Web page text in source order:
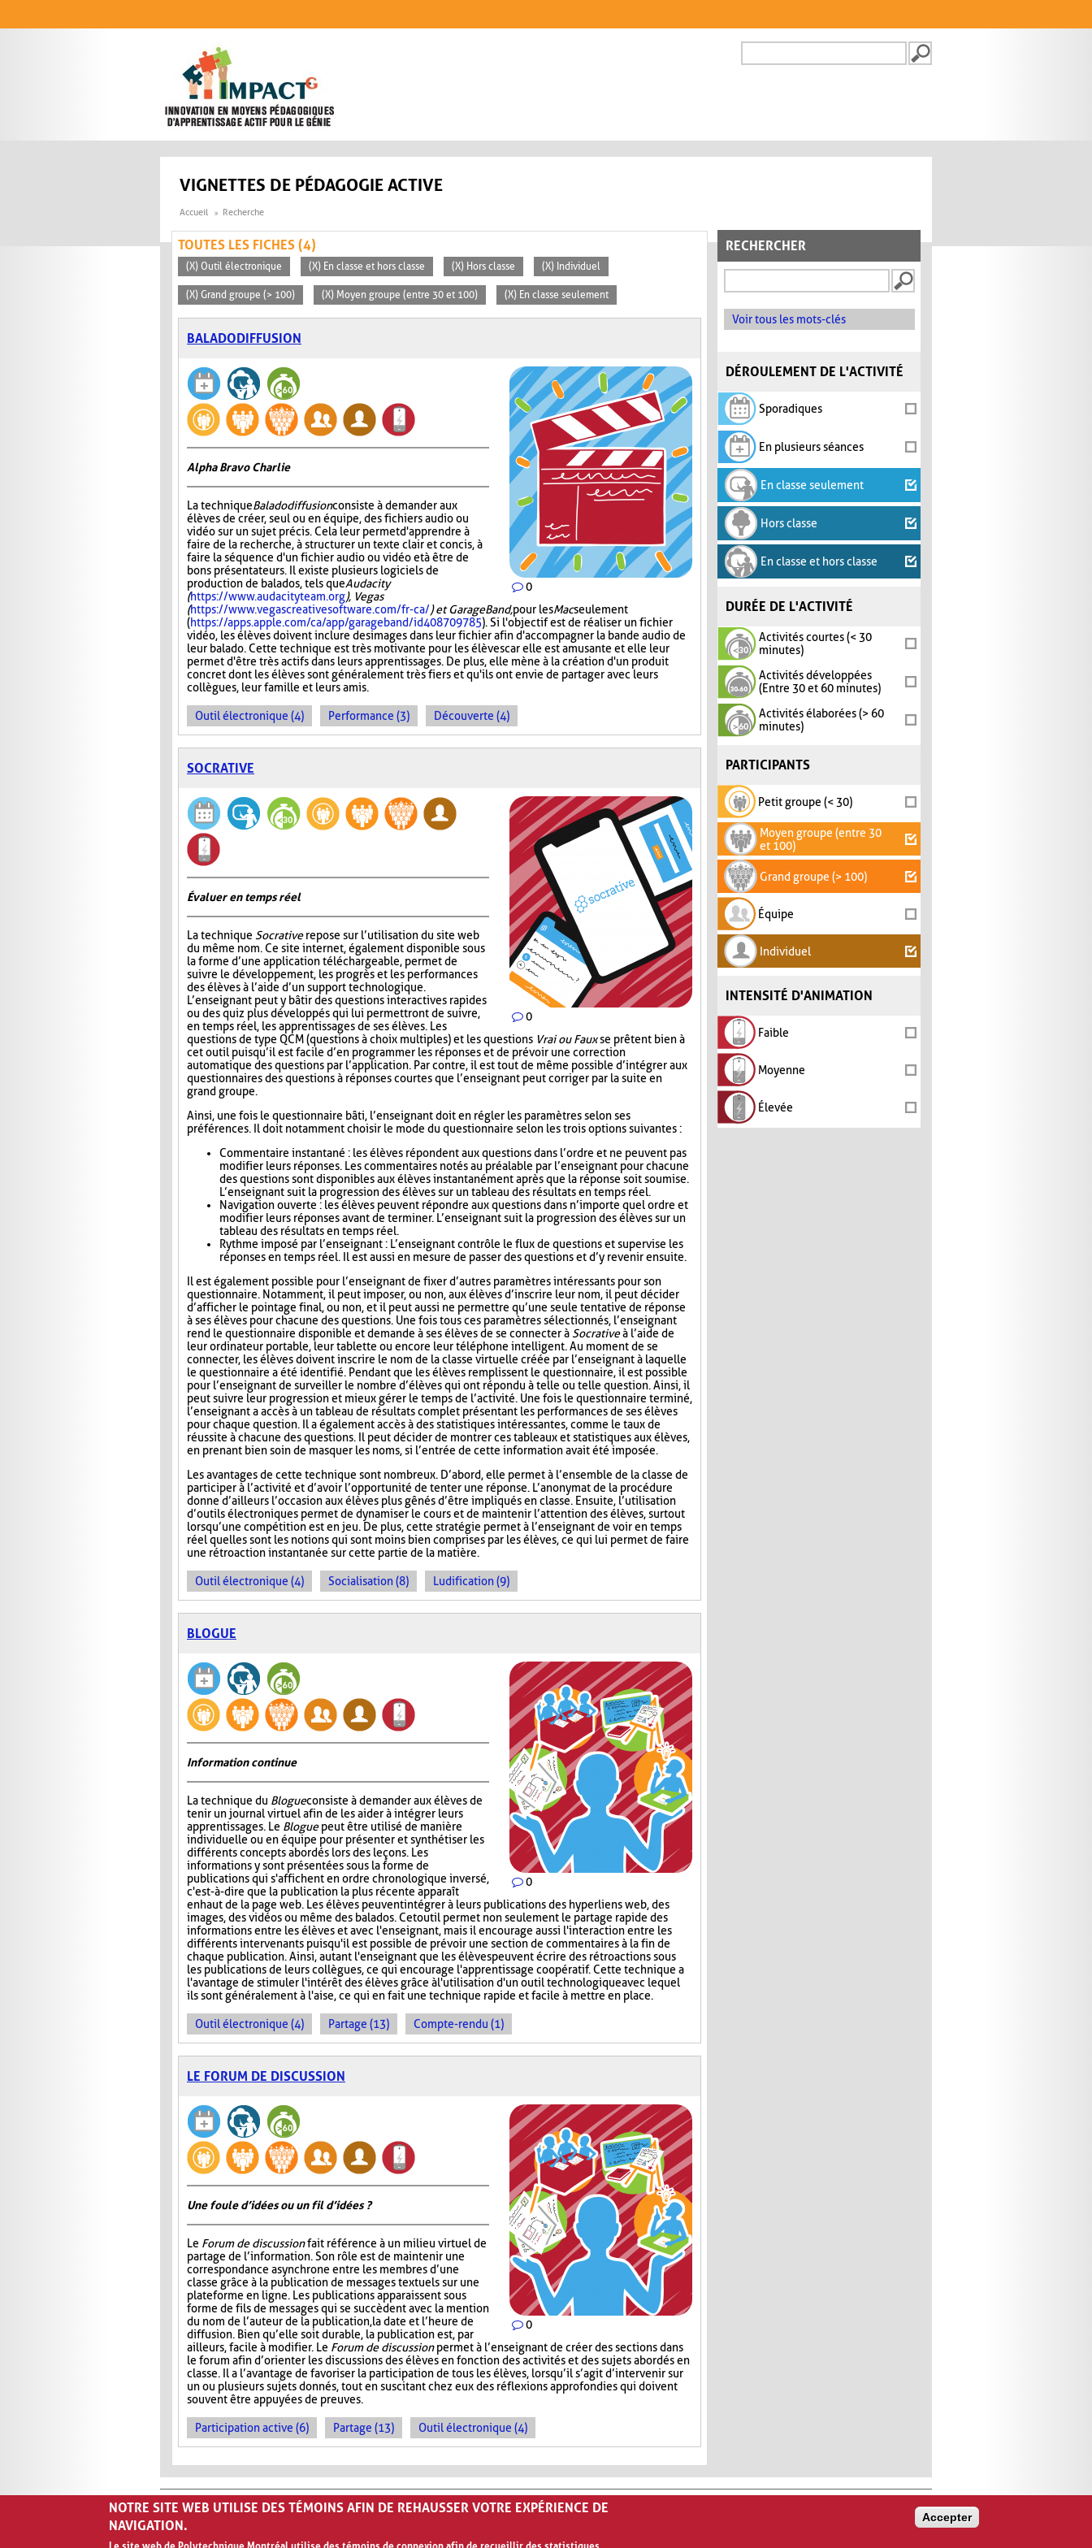
FORMULAIRE DE
VIGNETTES DE PÉDAGOGIE ACTIVE
Accueil Recherche
RECHERCHER
Voir tous les mots-clés
DÉROULEMENT DE L'ACTIVITÉ
Sporadiques
En plusieurs séances
En classe seulement
Hors classe
En classe et hors classe
DURÉE DE L'ACTIVITÉ
Activités courtes (< 30
minutes)
Activités développées
(Entre 30 et 60 minutes)
Activités élaborées (> 60
minutes)
PARTICIPANTS
Petit groupe (< 30)
Moyen groupe (entre 30
et 100)
Grand groupe (> 100)
Équipe
Individuel
INTENSITÉ D'ANIMATION
Faible
Moyenne
Élevée
TOUTES LES FICHES (4)
(X) Outil électronique (X) En classe et hors classe (X) Hors classe (X) Individuel
(X) Grand groupe (> 100) (X) Moyen groupe (entre 30 et 100) (X) En classe seulement
BALADODIFFUSION
0
Alpha Bravo Charlie
La techniqueBaladodiffusionconsiste à demander aux
élèves de créer, seul ou en équipe, des fichiers audio ou
vidéo sur un sujet précis. Cela leur permet d'apprendre à
faire de la recherche, à structurer un texte clair et concis, à
faire la séquence d'un fichier audio ou vidéo et à être de
bons présentateurs. Il existe plusieurs logiciels de
production de balados, tels queAudacity
(https://www.audacityteam.org), Vegas
(https://www.vegascreativesoftware.com/fr-ca/) et GarageBand,pour lesMacseulement
(https://apps.apple.com/ca/app/garageband/id408709785). Si l'objectif est de réaliser un fichier
vidéo, les élèves doivent inclure des images dans leur fichier afin d'accompagner la bande audio de
leur balado. Cette technique est très motivante pour les élèves car elle est amusante et elle leur
permet d'être très actifs dans leurs apprentissages. De plus, elle mène à la création d'un produit
concret dont les élèves sont généralement très fiers et qu'ils ont envie de partager avec leurs
collègues, leur famille et leurs amis.
Outil électronique (4) Performance (3) Découverte (4)
SOCRATIVE
0
Évaluer en temps réel
La technique Socrativerepose sur l’utilisation du site web
du même nom. Ce site internet, également disponible sous
la forme d’une application téléchargeable, permet de
suivre le développement, les progrès et les performances
des élèves à l’aide d’un support technologique.
L’enseignant peut y bâtir des questions interactives rapides
ou des quiz plus développés qui lui permettront de suivre,
en temps réel, les apprentissages de ses élèves. Les
questions de type QCM (questions à choix multiples) et les questions Vrai ou Fauxse prêtent bien à
cet outil puisqu’il est facile d’en programmer les réponses et de prévoir une correction
automatique des questions par l’application. Par contre, il est tout de même possible d’intégrer aux
questionnaires des questions à réponses courtes que l’enseignant peut corriger par la suite en
grand groupe.
Ainsi, une fois le questionnaire bâti, l’enseignant doit en régler les paramètres selon ses
préférences. Il doit notamment choisir le mode du questionnaire selon les trois options suivantes :
Commentaire instantané : les élèves répondent aux questions dans l’ordre et ne peuvent pas
modifier leurs réponses. Les commentaires notés au préalable par l’enseignant pour chacune
des questions sont disponibles aux élèves instantanément après que la réponse soit soumise.
L’enseignant suit la progression des élèves sur un tableau des résultats en temps réel.
Navigation ouverte : les élèves peuvent répondre aux questions dans n’importe quel ordre et
modifier leurs réponses avant de terminer. L’enseignant suit la progression des élèves sur un
tableau des résultats en temps réel.
Rythme imposé par l’enseignant : L’enseignant contrôle le flux de questions et supervise les
réponses en temps réel. Il est aussi en mesure de passer des questions et d’y revenir ensuite.
Il est également possible pour l’enseignant de fixer d’autres paramètres intéressants pour son
questionnaire. Notamment, il peut imposer, ou non, aux élèves d’inscrire leur nom, il peut décider
d’afficher le pointage final, ou non, et il peut aussi ne permettre qu’une seule tentative de réponse
à ses élèves pour chacune des questions. Une fois tous ces paramètres sélectionnés, l’enseignant
rend le questionnaire disponible et demande à ses élèves de se connecter àSocrativeà l’aide de
leur ordinateur portable, leur tablette ou encore leur téléphone intelligent. Au moment de se
connecter, les élèves doivent inscrire le nom de la classe virtuelle créée par l’enseignant à laquelle
le questionnaire a été identifié. Pendant que les élèves remplissent le questionnaire, il est possible
pour l’enseignant de surveiller le nombre d’élèves qui ont répondu à telle ou telle question. Ainsi, il
peut suivre leur progression et mieux gérer le temps de l’activité. Une fois le questionnaire terminé,
l’enseignant a accès à un tableau de résultats complet présentant les performances de ses élèves
pour chaque question. Il a également accès à des statistiques intéressantes, comme le taux de
réussite à chacune des questions. Il peut décider de montrer ces tableaux et statistiques aux élèves,
en prenant bien soin de masquer les noms, si l’entrée de cette information avait été imposée.
Les avantages de cette technique sont nombreux. D’abord, elle permet à l’ensemble de la classe de
participer à l’activité et d’avoir l’opportunité de tenter une réponse. L’anonymat de la procédure
donne d’ailleurs l’occasion aux élèves plus gênés d’être impliqués en classe. Ensuite, l’utilisation
d’outils électroniques permet de dynamiser le cours et de maintenir l’attention des élèves, surtout
lorsqu’une compétition est en jeu. De plus, cette stratégie permet à l’enseignant de voir en temps
réel quelles sont les notions qui sont moins bien comprises par les élèves, ce qui lui permet de faire
une rétroaction instantanée sur cette partie de la matière.
Outil électronique (4) Socialisation (8) Ludification (9)
BLOGUE
0
Information continue
La technique du Blogueconsiste à demander aux élèves de
tenir un journal virtuel afin de les aider à intégrer leurs
apprentissages. Le Bloguepeut être utilisé de manière
individuelle ou en équipe pour présenter et synthétiser les
différents concepts abordés lors des leçons. Les
informations y sont présentées sous la forme de
publications qui s'affichent en ordre chronologique inversé,
c'est-à-dire que la publication la plus récente apparaît
en haut de la page web. Les élèves peuvent intégrer à leurs publications des hyperliens web, des
images, des vidéos ou même des balados. Cet outil permet non seulement le partage rapide des
informations entre les élèves et avec l'enseignant, mais il encourage aussi l'interaction entre les
différents intervenants puisqu'il est possible de prévoir une section de commentaires à la fin de
chaque publication. Ainsi, autant l'enseignant que les élèves peuvent écrire des rétroactions sous
les publications de leurs collègues, ce qui encourage l'apprentissage coopératif. Cette technique a
l'avantage de stimuler l'intérêt des élèves grâce à l'utilisation d'un outil technologique avec lequel
ils sont généralement à l'aise, ce qui en fait une technique rapide et facile à mettre en place.
Outil électronique (4) Partage (13) Compte-rendu (1)
LE FORUM DE DISCUSSION
0
Une foule d’idées ou un fil d’idées ?
Le Forum de discussionfait référence à un milieu virtuel de
partage de l’information. Son rôle est de maintenir une
correspondance asynchrone entre les membres d’une
classe grâce à la publication de messages textuels sur une
plateforme en ligne. Les publications apparaissent sous
forme de fils de messages qui se succèdent avec la mention
du nom de l’auteur de la publication, la date et l’heure de
diffusion. Bien qu’elle soit durable, la publication est, par
ailleurs, facile à modifier. Le Forum de discussionpermet à l’enseignant de créer des sections dans
le forum afin d’orienter les discussions des élèves en fonction des activités et des sujets abordés en
classe. Il a l’avantage de favoriser la participation de tous les élèves, lorsqu’il s’agit d’intervenir sur
un ou plusieurs sujets donnés, tout en suscitant chez eux des réflexions approfondies qui doivent
souvent être appuyées de preuves.
Participation active (6) Partage (13) Outil électronique (4)
NOTRE SITE WEB UTILISE DES TÉMOINS AFIN DE REHAUSSER VOTRE EXPÉRIENCE DE
NAVIGATION.
Accepter